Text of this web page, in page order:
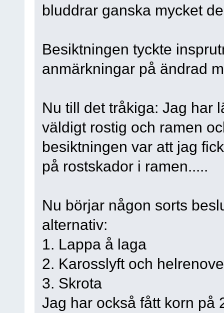
bluddrar ganska mycket
Besiktningen tyckte
anmärkningar på ändrad
Nu till det tråkiga: Jag har
väldigt rostig och ramen
besiktningen var att jag
på rostskador i ramen.....
Nu börjar någon sorts
alternativ:
1. Lappa å laga
2. Karosslyft och
3. Skrota
Jag har också fått korn på